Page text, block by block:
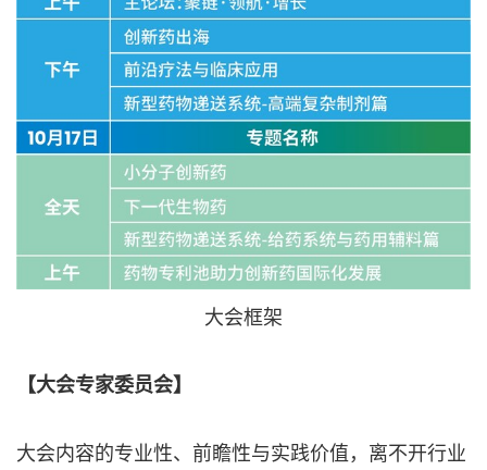
大会框架
【大会专家委员会】
大会内容的专业性、前瞻性与实践价值，离不开行业